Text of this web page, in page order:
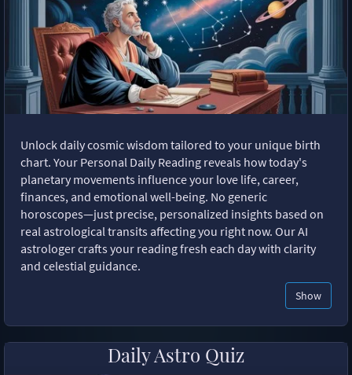
Unlock daily cosmic wisdom tailored to your unique birth
chart. Your Personal Daily Reading reveals how today's
planetary movements influence your love life, career,
finances, and emotional well-being. No generic
horoscopes—just precise, personalized insights based on
real astrological transits affecting you right now. Our AI
astrologer crafts your reading fresh each day with clarity
and celestial guidance.
Show
Daily Astro Quiz